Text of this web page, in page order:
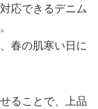
応できるデニム
春の肌寒い日に
ることで、上品